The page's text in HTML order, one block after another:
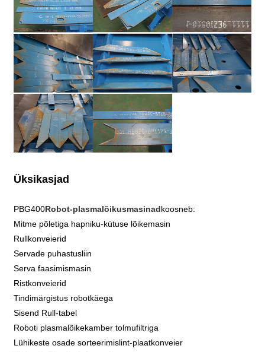
Üksikasjad
PBG400Robot-plasmalõikusmasinadkoosneb:
Mitme põletiga hapniku-kütuse lõikemasin
Rullkonveierid
Servade puhastusliin
Serva faasimismasin
Ristkonveierid
Tindimärgistus robotkäega
Sisend Rull-tabel
Roboti plasmalõikekamber tolmufiltriga
Lühikeste osade sorteerimislint-plaatkonveier